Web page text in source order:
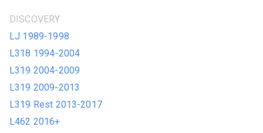
DISCOVERY
LJ 1989-1998
L318 1994-2004
L319 2004-2009
L319 2009-2013
L319 Rest 2013-2017
L462 2016+